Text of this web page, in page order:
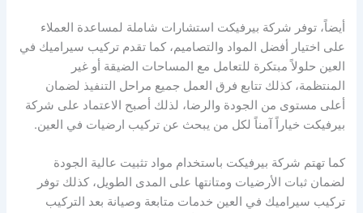
أيضاً، توفر شركة بيرفيكت استشارات شاملة لمساعدة العملاء
على اختيار أفضل المواد والتصاميم، كما تقدم تركيب سيراميك في
العين حلولاً مبتكرة للتعامل مع المساحات الضيقة أو غير
المنتظمة، كذلك تتابع فرق العمل جميع مراحل التنفيذ لضمان
أعلى مستوى من الجودة والرضا، لذلك أصبح الاعتماد على شركة
بيرفيكت خياراً آمناً لكل من يبحث عن تركيب ارضيات في العين.
كما تهتم شركة بيرفيكت باستخدام مواد تثبيت عالية الجودة
لضمان ثبات الأرضيات ومتانتها على المدى الطويل، كذلك توفر
تركيب سيراميك في العين خدمات متابعة وصيانة بعد التركيب